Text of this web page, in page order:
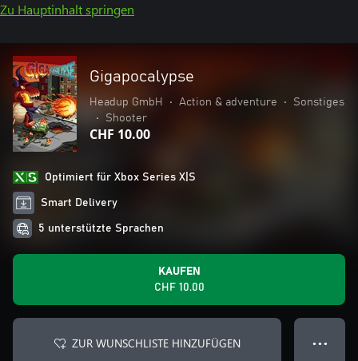
Zu Hauptinhalt springen
Gigapocalypse
Headup GmbH • Action & adventure •
Sonstiges
•
Shooter
CHF 10.00
Optimiert für Xbox Series X|S
Smart Delivery
5 unterstützte Sprachen
KAUFEN
CHF 10.00
ZUR WUNSCHLISTE HINZUFÜGEN ● ● ●